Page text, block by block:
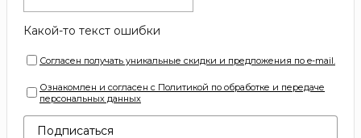
Какой-то текст ошибки
Согласен получать уникальные скидки и предложения по e-mail.
Ознакомлен и согласен с Политикой по обработке и передаче
персональных данных
Подписаться